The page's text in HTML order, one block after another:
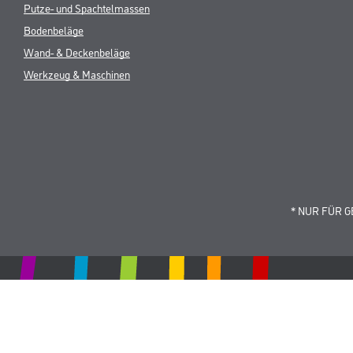
Putze- und Spachtelmassen
Bodenbeläge
Wand- & Deckenbeläge
Werkzeug & Maschinen
* NUR FÜR